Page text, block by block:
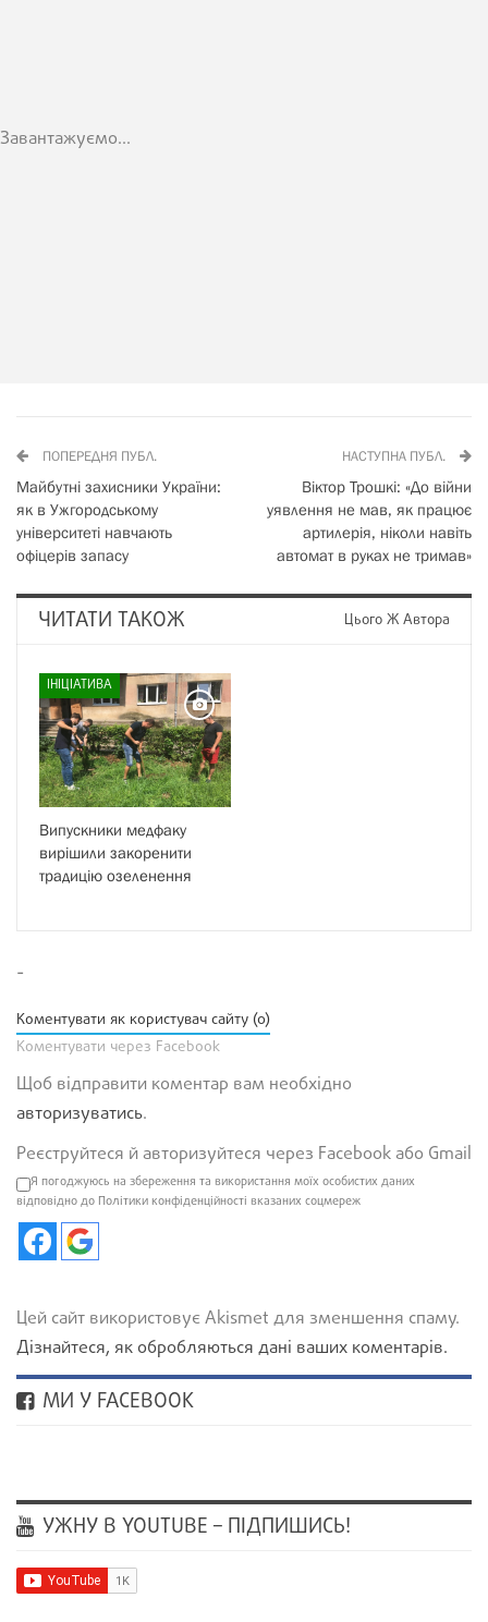
Завантажуємо...
ПОПЕРЕДНЯ ПУБЛ.
Майбутні захисники України:
як в Ужгородському
університеті навчають
офіцерів запасу
НАСТУПНА ПУБЛ.
Віктор Трошкі: «До війни
уявлення не мав, як працює
артилерія, ніколи навіть
автомат в руках не тримав»
ЧИТАТИ ТАКОЖ Цього Ж Автора
ІНІЦІАТИВА
Випускники медфаку
вирішили закоренити
традицію озеленення
-
Коментувати як користувач сайту (0)
Коментувати через Facebook
Щоб відправити коментар вам необхідно
авторизуватись.
Реєструйтеся й авторизуйтеся через Facebook або Gmail
Я погоджуюсь на збереження та використання моїх особистих даних
відповідно до Політики конфіденційності вказаних соцмереж
Цей сайт використовує Akismet для зменшення спаму.
Дізнайтеся, як обробляються дані ваших коментарів.
МИ У FACEBOOK
УЖНУ В YOUTUBE – ПІДПИШИСЬ!